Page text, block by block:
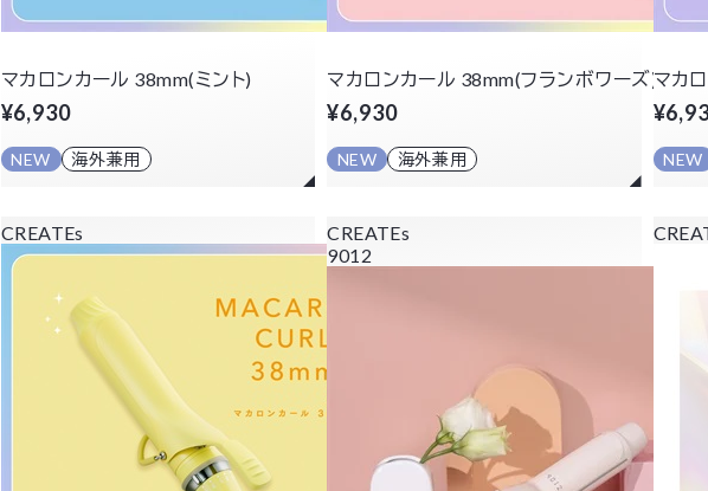
マカロンカール 38mm(ミント)
¥6,930
NEW 海外兼用
マカロンカール 38mm(フランボワーズ)
¥6,930
NEW 海外兼用
マカ
NEW
CREATEs
CREATEs
9012